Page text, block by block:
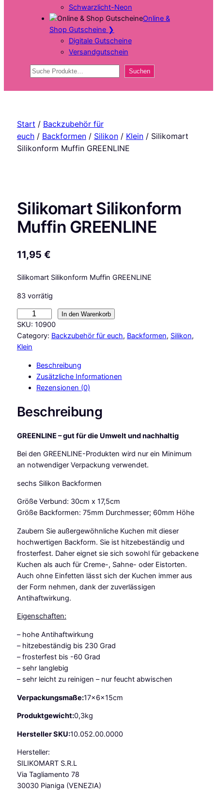
Schwarzlicht-Neon
Online &
Shop Gutscheine ❯
Digitale Gutscheine
Versandgutschein
Suchen Suchen
Start / Backzubehör für
euch/ Backformen/ Silikon/ Klein/ Silikomart
Silikonform Muffin GREENLINE
Silikomart Silikonform
Muffin GREENLINE
11,95 €
Silikomart Silikonform Muffin GREENLINE
83 vorrätig
i
l
i
i
i
k
o
f
o
G
E
E
N
L
I
N
M
n
g
e
In den Warenkorb
SKU: 10900
Category: Backzubehör für euch, Backformen, Silikon
Klein
Beschreibung
Zusätzliche Informationen
Rezensionen (0)
Beschreibung
GREENLINE – gut für die Umwelt und nachhaltig
Bei den GREENLINE-Produkten wird nur ein Minimum
an notwendiger Verpackung verwendet.
sechs Silikon Backformen
Größe Verbund: 30cm x 17,5cm
Größe Backformen: 75mm Durchmesser; 60mm Höhe
Zaubern Sie außergewöhnliche Kuchen mit dieser
hochwertigen Backform. Sie ist hitzebeständig und
frosterfest. Daher eignet sie sich sowohl für gebackene
Kuchen als auch für Creme-, Sahne- oder Eistorten.
Auch ohne Einfetten lässt sich der Kuchen immer aus
der Form nehmen, dank der zuverlässigen
Antihaftwirkung.
Eigenschaften:
– hohe Antihaftwirkung
– hitzebeständig bis 230 Grad
– frosterfest bis -60 Grad
– sehr langlebig
– sehr leicht zu reinigen – nur feucht abwischen
Verpackungsmaße:17x6x15cm
Produktgewicht:0,3kg
Hersteller SKU:10.052.00.0000
Hersteller:
SILIKOMART S.R.L
Via Tagliamento 78
30030 Pianiga (VENEZIA)